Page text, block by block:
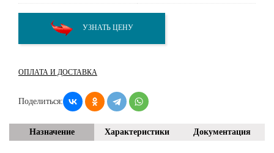
УЗНАТЬ ЦЕНУ
ОПЛАТА И ДОСТАВКА
Поделиться:
Назначение Характеристики Документация